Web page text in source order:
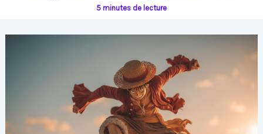
5 minutes de lecture